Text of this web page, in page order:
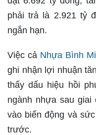
phải trả là 2.921 tỷ
ngắn hạn.
Việc cả Nhựa Bình
ghi nhận lợi nhuận
thấy dấu hiệu hồi
ngành nhựa sau giai
vào biến động và
trước.